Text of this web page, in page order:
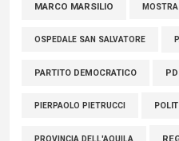
MARCO MARSILIO MOSTRA
OSPEDALE SAN SALVATORE
PARTITO DEMOCRATICO PD
PIERPAOLO PIETRUCCI